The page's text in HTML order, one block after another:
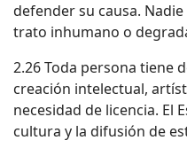
defender su causa.
trato inhumano o
2.26 Toda persona tiene
creación intelectual,
necesidad de licencia. El
cultura y la difusión de